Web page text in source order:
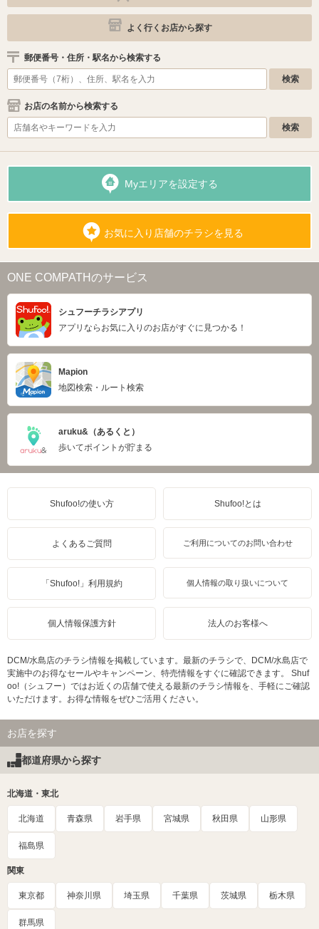
よく行くお店から探す
郵便番号・住所・駅名から検索する
お店の名前から検索する
Myエリアを設定する
お気に入り店舗のチラシを見る
ONE COMPATHのサービス
シュフーチラシアプリ
アプリならお気に入りのお店がすぐに見つかる！
Mapion
地図検索・ルート検索
aruku&（あるくと）
歩いてポイントが貯まる
Shufoo!の使い方 Shufoo!とは
よくあるご質問 ご利用についてのお問い合わせ
「Shufoo!」利用規約 個人情報の取り扱いについて
個人情報保護方針 法人のお客様へ
DCM/水島店のチラシ情報を掲載しています。最新のチラシで、DCM/水島店で
実施中のお得なセールやキャンペーン、特売情報をすぐに確認できます。 Shuf
oo!（シュフー）ではお近くの店舗で使える最新のチラシ情報を、手軽にご確認
いただけます。お得な情報をぜひご活用ください。
お店を探す
都道府県から探す
北海道・東北
北海道 青森県 岩手県 宮城県 秋田県 山形県
福島県
関東
東京都 神奈川県 埼玉県 千葉県 茨城県 栃木県
群馬県